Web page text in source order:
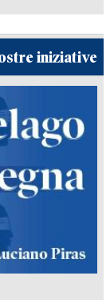
iniziative